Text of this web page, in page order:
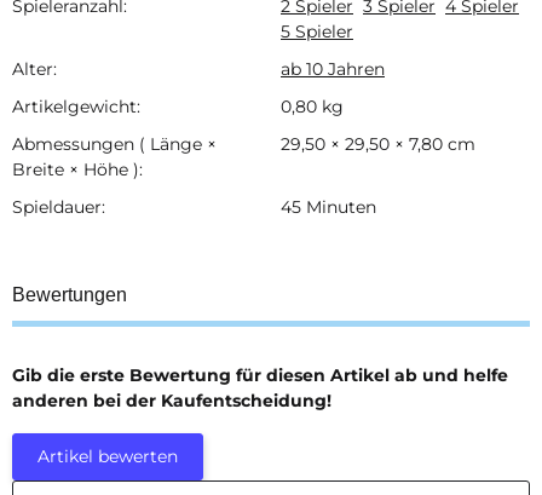
Spieleranzahl: 2 Spieler 3 Spieler 4 Spieler
5 Spieler
Alter:
ab 10 Jahren
Artikelgewicht:
0,80 kg
Abmessungen ( Länge ×
Breite × Höhe ):
29,50 × 29,50 × 7,80 cm
Spieldauer: 45 Minuten
Bewertungen
Gib die erste Bewertung für diesen Artikel ab und helfe
anderen bei der Kaufentscheidung!
Artikel bewerten